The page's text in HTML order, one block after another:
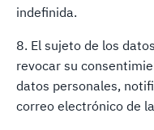
indefinida.
8. El sujeto de los
revocar su
datos personales,
correo electrónico de